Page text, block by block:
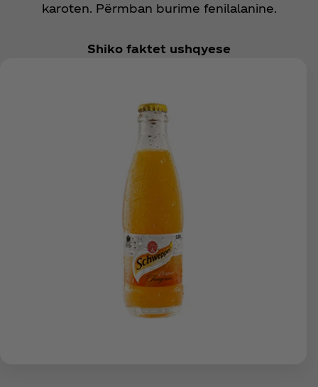
karoten. Përmban burime fenilalanine.
Shiko faktet ushqyese